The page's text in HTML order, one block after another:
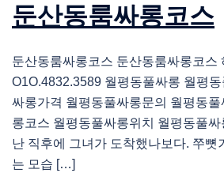
둔산동룸싸롱코스
둔산동룸싸롱코스 둔산동룸싸롱코스
O1O.4832.3589 월평동풀싸롱 월평
싸롱가격 월평동풀싸롱문의 월평동
롱코스 월평동풀싸롱위치 월평동풀
난 직후에 그녀가 도착했나보다. 쭈뼛
는 모습 […]